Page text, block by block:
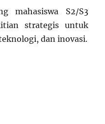
mahasiswa S2/S3
strategis untuk
dan inovasi.